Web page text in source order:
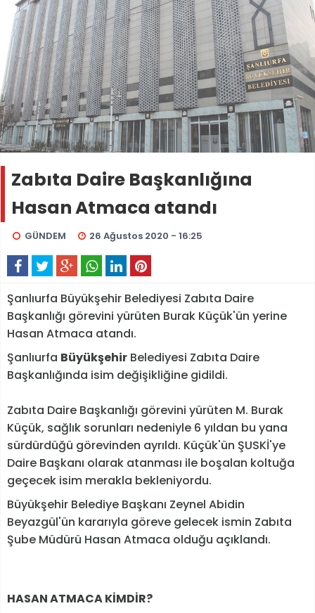
Zabıta Daire Başkanlığına
Hasan Atmaca atandı
GÜNDEM 26 Ağustos 2020 - 16:25
Şanlıurfa Büyükşehir Belediyesi Zabıta Daire
Başkanlığı görevini yürüten Burak Küçük'ün yerine
Hasan Atmaca atandı.
Şanlıurfa Büyükşehir Belediyesi Zabıta Daire
Başkanlığında isim değişikliğine gidildi.
Zabıta Daire Başkanlığı görevini yürüten M. Burak
Küçük, sağlık sorunları nedeniyle 6 yıldan bu yana
sürdürdüğü görevinden ayrıldı. Küçük'ün ŞUSKİ'ye
Daire Başkanı olarak atanması ile boşalan koltuğa
geçecek isim merakla bekleniyordu.
Büyükşehir Belediye Başkanı Zeynel Abidin
Beyazgül'ün kararıyla göreve gelecek ismin Zabıta
Şube Müdürü Hasan Atmaca olduğu açıklandı.
HASAN ATMACAKİMDİR?